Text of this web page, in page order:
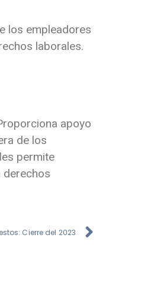
los empleadores
laborales.
apoyo
de los
permite
derechos
Cierre del 2023